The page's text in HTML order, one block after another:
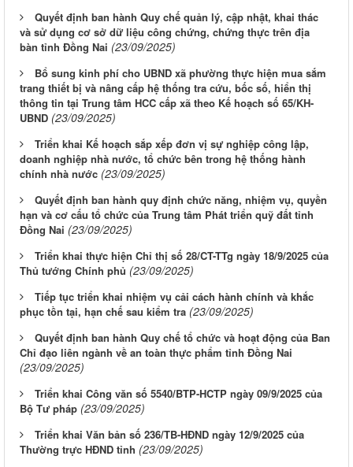
Quyết định ban hành Quy chế quản lý, cập nhật, khai thác
và sử dụng cơ sở dữ liệu công chứng, chứng thực trên địa
bàn tỉnh Đồng Nai (23/09/2025)
Bổ sung kinh phí cho UBND xã phường thực hiện mua sắm
trang thiết bị và nâng cấp hệ thống tra cứu, bốc số, hiển thị
thông tin tại Trung tâm HCC cấp xã theo Kế hoạch số 65/KH-
UBND (23/09/2025)
Triển khai Kế hoạch sắp xếp đơn vị sự nghiệp công lập,
doanh nghiệp nhà nước, tổ chức bên trong hệ thống hành
chính nhà nước (23/09/2025)
Quyết định ban hành quy định chức năng, nhiệm vụ, quyền
hạn và cơ cấu tổ chức của Trung tâm Phát triển quỹ đất tỉnh
Đồng Nai (23/09/2025)
Triển khai thực hiện Chỉ thị số 28/CT-TTg ngày 18/9/2025 của
Thủ tướng Chính phủ (23/09/2025)
Tiếp tục triển khai nhiệm vụ cải cách hành chính và khắc
phục tồn tại, hạn chế sau kiểm tra (23/09/2025)
Quyết định ban hành Quy chế tổ chức và hoạt động của Ban
Chỉ đạo liên ngành về an toàn thực phẩm tỉnh Đồng Nai
(23/09/2025)
Triển khai Công văn số 5540/BTP-HCTP ngày 09/9/2025 của
Bộ Tư pháp (23/09/2025)
Triển khai Văn bản số 236/TB-HĐND ngày 12/9/2025 của
Thường trực HĐND tỉnh (23/09/2025)